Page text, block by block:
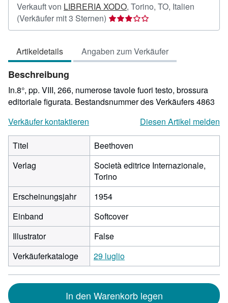
Verkauft von LIBRERIA XODO, Torino, TO, Italien
(Verkäufer mit 3 Sternen) Verkäuferbewertung
3
5
Sternen
Artikeldetails Angaben zum Verkäufer
Beschreibung
In.8°, pp. VIII, 266, numerose tavole fuori testo, brossura
editoriale figurata. Bestandsnummer des Verkäufers 4863
Verkäufer kontaktieren
Diesen Artikel melden
Titel
Beethoven
Verlag
Società editrice Internazionale,
Torino
Erscheinungsjahr
1954
Einband
Softcover
Illustrator
False
Verkäuferkataloge
29 luglio
In den Warenkorb legen